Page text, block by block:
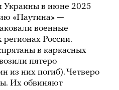
Украины в июне 2025
«Паутина» —
военные
России.
в каркасных
пятеро
из них погиб). Четверо
Их обвиняют